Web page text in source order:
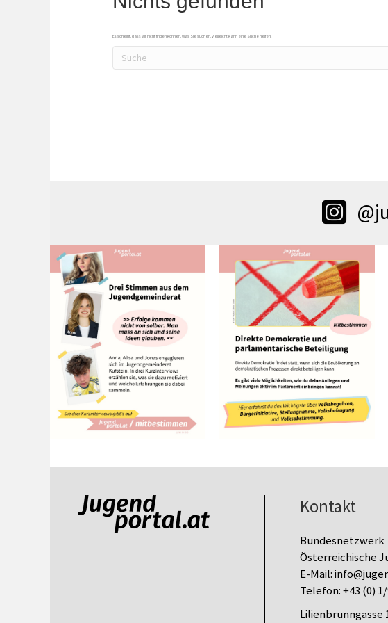
Es scheint, dass wir nicht finden können, was Sie suchen. Vielleicht kann eine Suche helfen.
Kontakt
Bundesnetzwerk
Österreichische
E-Mail:
Telefon:+43 (0)
Lilienbrunngasse